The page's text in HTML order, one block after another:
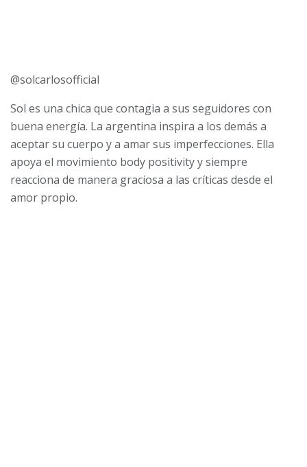
@solcarlosofficial
Sol es una chica que contagia a sus seguidores con
buena energía. La argentina inspira a los demás a
aceptar su cuerpo y a amar sus imperfecciones. Ella
apoya el movimiento body positivity y siempre
reacciona de manera graciosa a las críticas desde el
amor propio.